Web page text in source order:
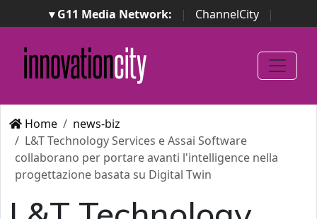
▾ G11 Media Network: | ChannelCity
|
ImpresaCity | SecurityOpenLab | Italian Channel
Awards
Italian Project Awards
Italian Security
Awards
Home
news-biz
L&T Technology Services e Assai Software
collaborano per portare avanti l'intelligence nella
progettazione basata su Digital Twin